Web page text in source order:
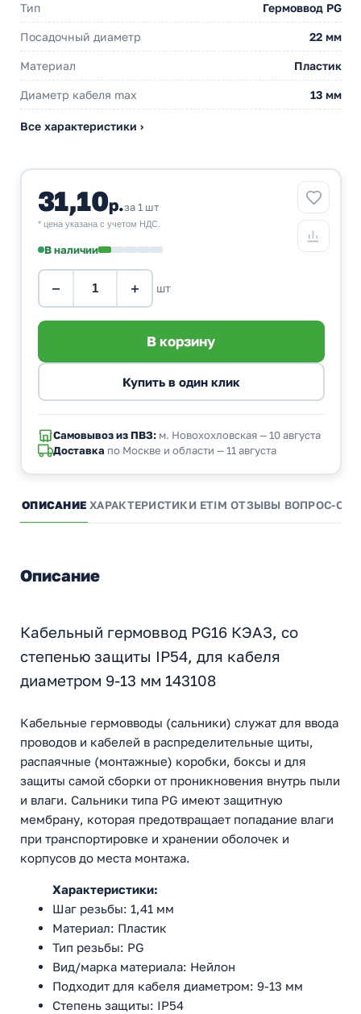
Тип Гермоввод PG
Посадочный диаметр 22 мм
Материал Пластик
Диаметр кабеля max 13 мм
Все характеристики ›
31,10р.за 1 шт
* цена указана с учетом НДС.
В наличии
− + шт
Самовывоз из ПВЗ:м. Новохохловская — 10 августа
Доставка по Москве и области — 11 августа
ОПИСАНИЕ ХАРАКТЕРИСТИКИ ETIM ОТЗЫВЫ ВОПРОС-
Описание
Кабельный гермоввод PG16 КЭАЗ, со
степенью защиты IP54, для кабеля
диаметром 9-13 мм 143108
Кабельные гермовводы (сальники) служат для ввода
проводов и кабелей в распределительные щиты,
распаячные (монтажные) коробки, боксы и для
защиты самой сборки от проникновения внутрь пыли
и влаги. Сальники типа PG имеют защитную
мембрану, которая предотвращает попадание влаги
при транспортировке и хранении оболочек и
корпусов до места монтажа.
Характеристики:
Шаг резьбы: 1,41 мм
Материал: Пластик
Тип резьбы: PG
Вид/марка материала: Нейлон
Подходит для кабеля диаметром: 9-13 мм
Степень защиты: IP54